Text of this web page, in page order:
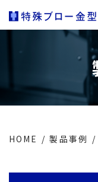
HOME 製品事例